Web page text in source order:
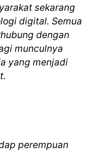
sekarang
digital. Semua
dengan
munculnya
yang menjadi
perempuan